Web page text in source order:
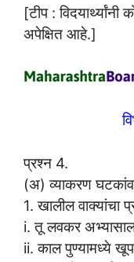
[टीप : विदयार्थ्यांनी
अपेक्षित आहे.]
प्रश्न 4.
(अ) व्याकरण
1. खालील
i. तू लवकर
ii. काल पुण्यामध्ये